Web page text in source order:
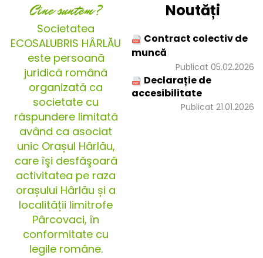
Cine suntem?
Societatea
ECOSALUBRIS HÂRLĂU
este persoană
juridică română
organizată ca
societate cu
răspundere limitată
având ca asociat
unic Orașul Hârlău,
care îşi desfăşoară
activitatea pe raza
orașului Hârlău și a
localității limitrofe
Pârcovaci, în
conformitate cu
legile române.
Noutăți
Contract colectiv de
muncă
Publicat 05.02.2026
Declarație de
accesibilitate
Publicat 21.01.2026